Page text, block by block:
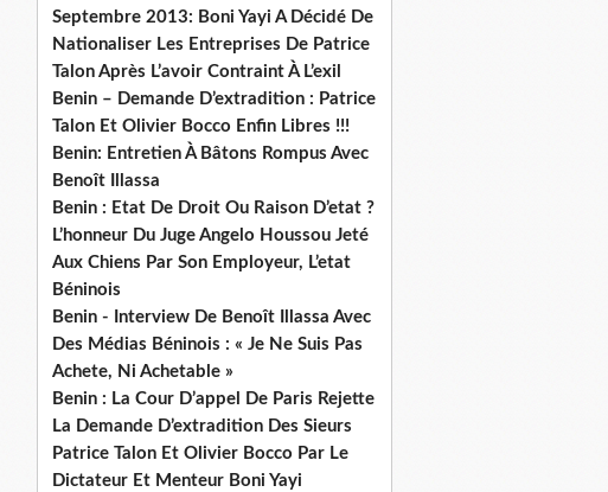
Septembre 2013: Boni Yayi A Décidé De
Nationaliser Les Entreprises De Patrice
Talon Après L’avoir Contraint À L’exil
Benin – Demande D’extradition : Patrice
Talon Et Olivier Bocco Enfin Libres !!!
Benin: Entretien À Bâtons Rompus Avec
Benoît Illassa
Benin : Etat De Droit Ou Raison D’etat ?
L’honneur Du Juge Angelo Houssou Jeté
Aux Chiens Par Son Employeur, L’etat
Béninois
Benin - Interview De Benoît Illassa Avec
Des Médias Béninois : « Je Ne Suis Pas
Achete, Ni Achetable »
Benin : La Cour D’appel De Paris Rejette
La Demande D’extradition Des Sieurs
Patrice Talon Et Olivier Bocco Par Le
Dictateur Et Menteur Boni Yayi